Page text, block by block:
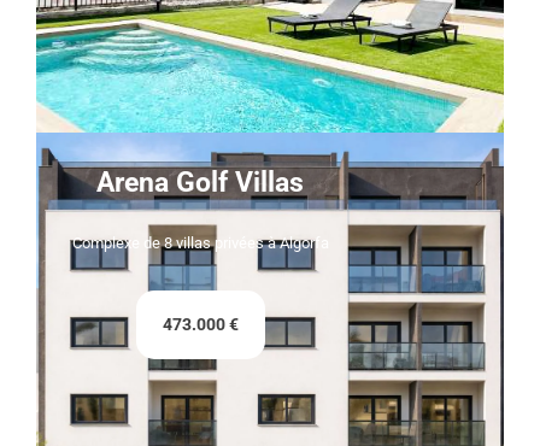
Arena Golf Villas
Complexe de 8 villas privées à Algorfa
473.000 €